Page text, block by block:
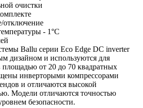
очистки
отключение
- 1°С
Ballu серии Eco Edge DC inverter
дизайном и используются для
площадью от 20 до 70 квадратных
инверторыми компрессорами
и отличаются высокой
Модели отличаются точностью
безопасности.